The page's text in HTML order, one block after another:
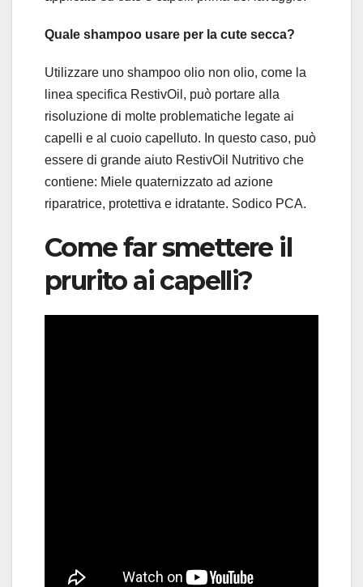
Quale shampoo usare per la cute secca?
Utilizzare uno shampoo olio non olio, come la
linea specifica RestivOil, può portare alla
risoluzione di molte problematiche legate ai
capelli e al cuoio capelluto. In questo caso, può
essere di grande aiuto RestivOil Nutritivo che
contiene: Miele quaternizzato ad azione
riparatrice, protettiva e idratante. Sodico PCA.
Come far smettere il
prurito ai capelli?